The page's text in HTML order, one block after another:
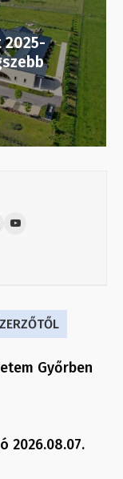
2025-
Győrben
2026.08.07.